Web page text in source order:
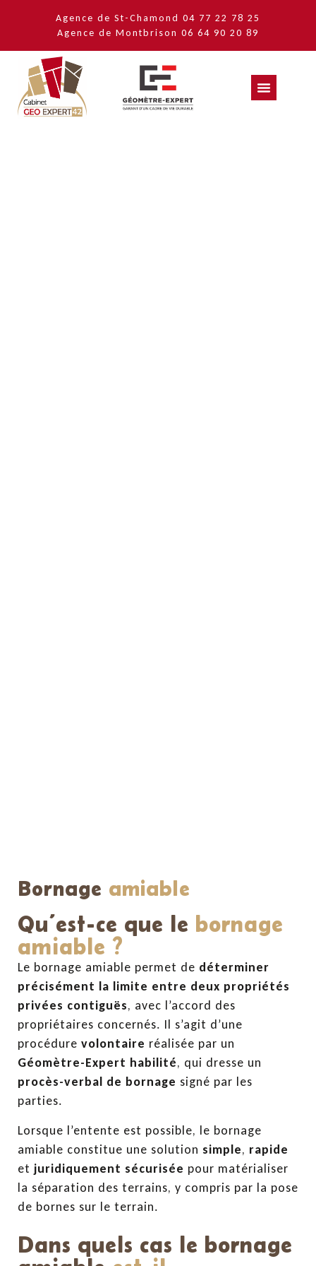
Agence de St-Chamond 04 77 22 78 25
Agence de Montbrison 06 64 90 20 89
Bornage amiable
Qu’est-ce que le bornage
amiable ?
Le bornage amiable permet de déterminer
précisément la limite entre deux propriétés
privées contiguës, avec l’accord des
propriétaires concernés. Il s’agit d’une
procédure volontaire réalisée par un
Géomètre-Expert habilité, qui dresse un
procès-verbal de bornage signé par les
parties.
Lorsque l’entente est possible, le bornage
amiable constitue une solution simple, rapide
et juridiquement sécurisée pour matérialiser
la séparation des terrains, y compris par la pose
de bornes sur le terrain.
Dans quels cas le bornage